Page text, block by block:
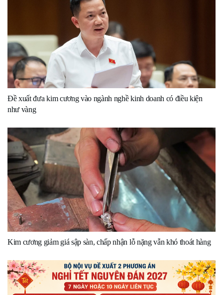
Đề xuất đưa kim cương vào ngành nghề kinh doanh có điều kiện
như vàng
Kim cương giảm giá sập sàn, chấp nhận lỗ nặng vẫn khó thoát hàng